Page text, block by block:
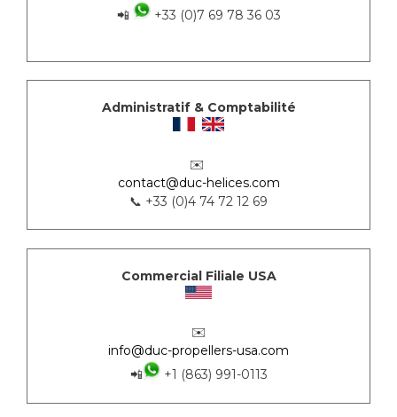
📲
+33 (0)7 69 78 36 03
Administratif & Comptabilité
✉️
contact@duc-helices.com
📞 +33 (0)4 74 72 12 69
Commercial Filiale USA
✉️
info@duc-propellers-usa.com
📲
+1 (863) 991-0113